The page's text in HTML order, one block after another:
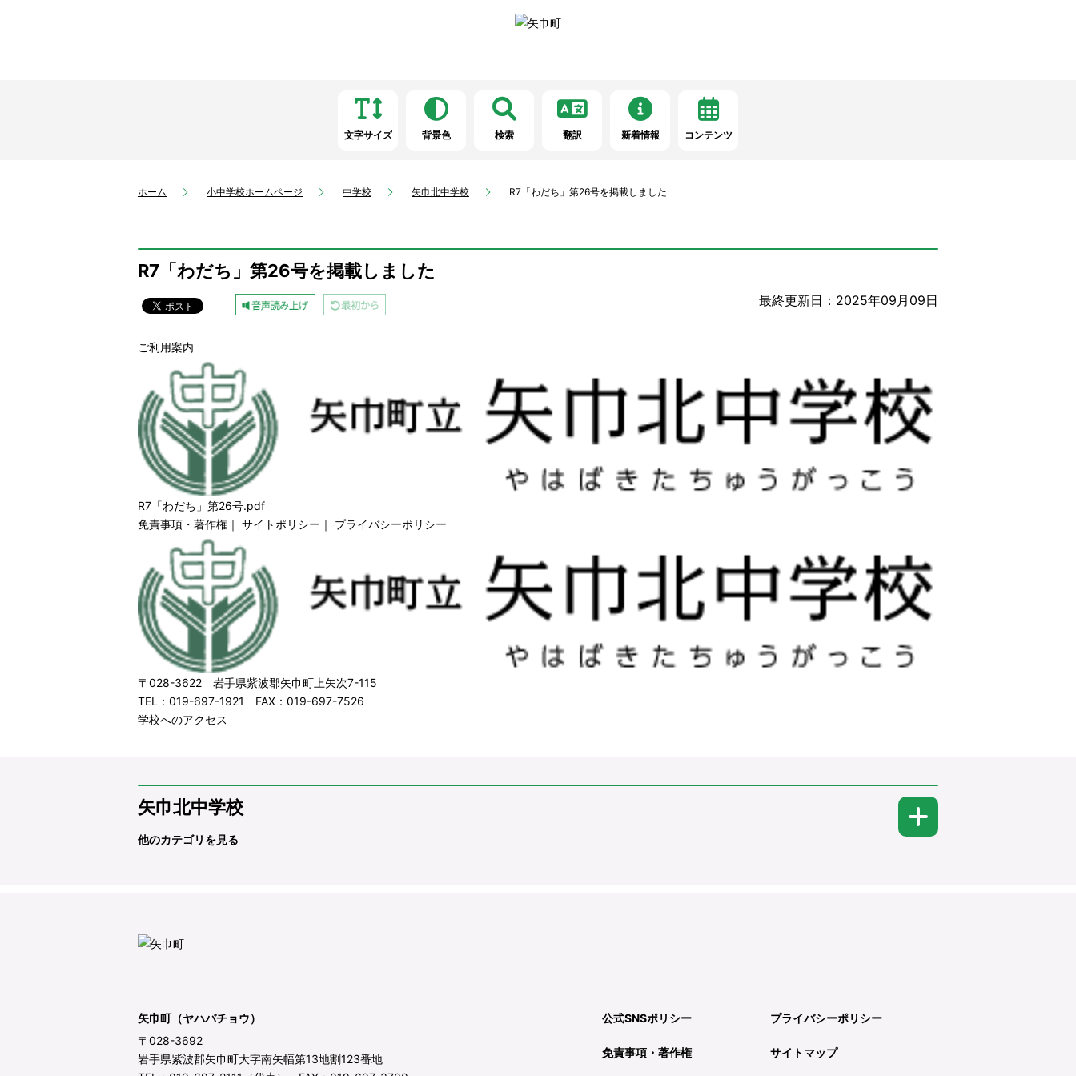
文字サイズ 背景色 検索 翻訳 新着情報 コンテンツ
ホーム 小中学校ホームページ 中学校 矢巾北中学校 R7「わだち」第26号を掲載しました
R7「わだち」第26号を掲載しました
最終更新日：2025年09月09日
ご利用案内
R7「わだち」第26号.pdf
免責事項・著作権 ｜ サイトポリシー ｜ プライバシーポリシー
〒028-3622 岩手県紫波郡矢巾町上矢次7-115
TEL：019-697-1921 FAX：019-697-7526
学校へのアクセス
矢巾北中学校
他のカテゴリを見る
矢巾町（ヤハバチョウ）
〒028-3692
岩手県紫波郡矢巾町大字南矢幅第13地割123番地
公式SNSポリシー プライバシーポリシー
免責事項・著作権 サイトマップ